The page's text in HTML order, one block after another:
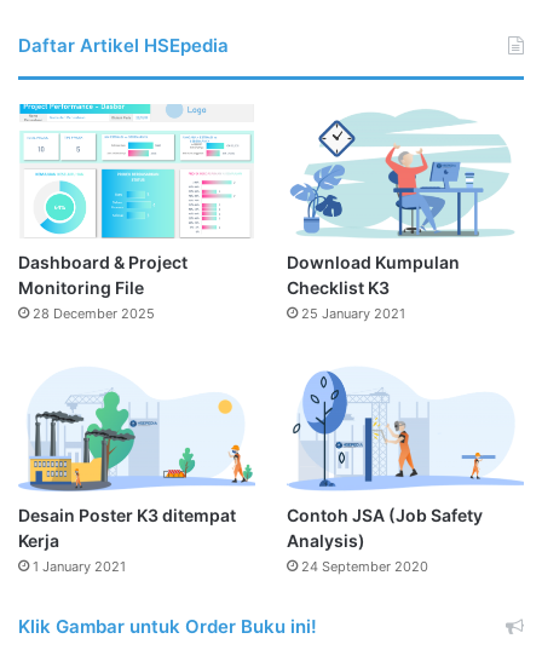
Daftar Artikel HSEpedia
Dashboard & Project
Monitoring File
28 December 2025
Download Kumpulan
Checklist K3
25 January 2021
Desain Poster K3 ditempat
Kerja
1 January 2021
Contoh JSA (Job Safety
Analysis)
24 September 2020
Klik Gambar untuk Order Buku ini!